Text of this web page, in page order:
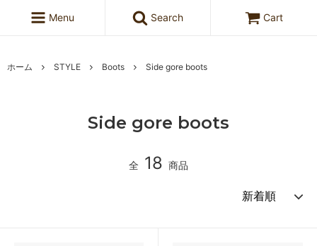
Menu Search Cart
ホーム STYLE Boots Side gore boots
Side gore boots
全 18 商品